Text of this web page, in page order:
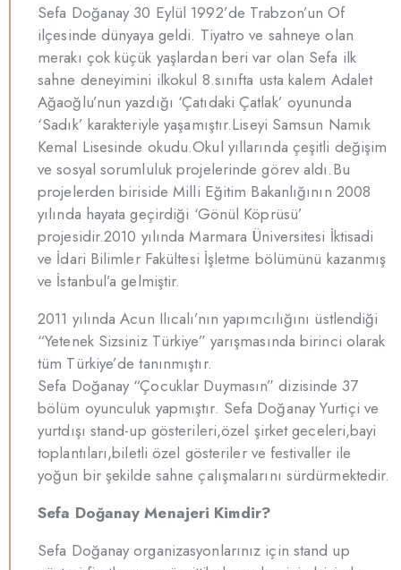
Sefa Doğanay 30 Eylül 1992’de Trabzon’un Of
ilçesinde dünyaya geldi. Tiyatro ve sahneye olan
merakı çok küçük yaşlardan beri var olan Sefa ilk
sahne deneyimini ilkokul 8.sınıfta usta kalem Adalet
Ağaoğlu’nun yazdığı ‘Çatıdaki Çatlak’ oyununda
‘Sadık’ karakteriyle yaşamıştır.Liseyi Samsun Namık
Kemal Lisesinde okudu.Okul yıllarında çeşitli değişim
ve sosyal sorumluluk projelerinde görev aldı.Bu
projelerden biriside Milli Eğitim Bakanlığının 2008
yılında hayata geçirdiği ‘Gönül Köprüsü’
projesidir.2010 yılında Marmara Üniversitesi İktisadi
ve İdari Bilimler Fakültesi İşletme bölümünü kazanmış
ve İstanbul’a gelmiştir.
2011 yılında Acun Ilıcalı’nın yapımcılığını üstlendiği
“Yetenek Sizsiniz Türkiye” yarışmasında birinci olarak
tüm Türkiye’de tanınmıştır.
Sefa Doğanay “Çocuklar Duymasın” dizisinde 37
bölüm oyunculuk yapmıştır. Sefa Doğanay Yurtiçi ve
yurtdışı stand-up gösterileri,özel şirket geceleri,bayi
toplantıları,biletli özel gösteriler ve festivaller ile
yoğun bir şekilde sahne çalışmalarını sürdürmektedir.
Sefa Doğanay Menajeri Kimdir?
Sefa Doğanay organizasyonlarınız için stand up